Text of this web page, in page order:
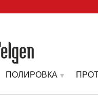
ПОЛИРОВКА